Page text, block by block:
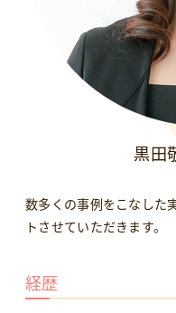
黒田
数多くの事例をこなした
トさせていただきます。
経歴